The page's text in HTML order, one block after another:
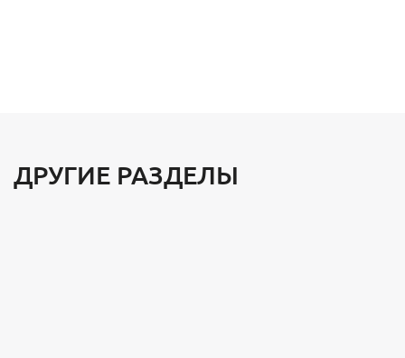
ДРУГИЕ РАЗДЕЛЫ